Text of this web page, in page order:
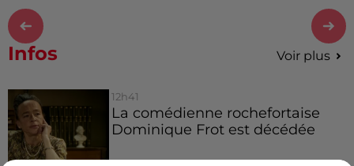
Infos Voir plus
12h41
La comédienne rochefortaise
Dominique Frot est décédée